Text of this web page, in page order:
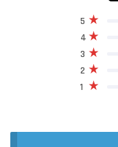
1
2
3
4
5